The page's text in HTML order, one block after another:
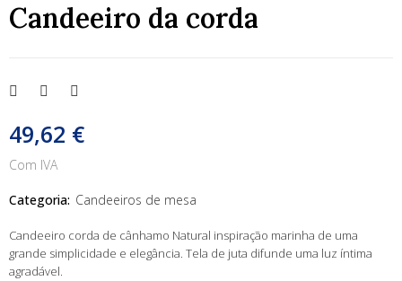
Candeeiro da corda
49,62 €
Com IVA
Categoria: Candeeiros de mesa
Candeeiro corda de cânhamo Natural inspiração marinha de uma
grande simplicidade e elegância. Tela de juta difunde uma luz íntima
agradável.